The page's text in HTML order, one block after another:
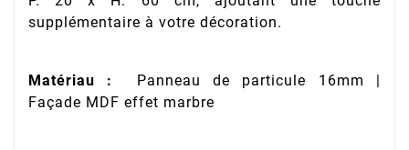
supplémentaire à votre décoration.
Matériau :
Panneau de particule 16mm |
Façade MDF effet marbre